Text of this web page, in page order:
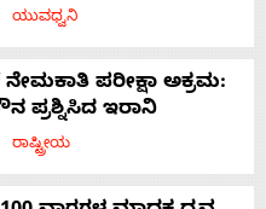
ಯುವಧ್ವನಿ
ಪರೀಕ್ಷಾ ಅಕ್ರಮ:
ಪ್ರಶ್ನಿಸಿದ ಇರಾನಿ
ರಾಷ್ಟ್ರೀಯ